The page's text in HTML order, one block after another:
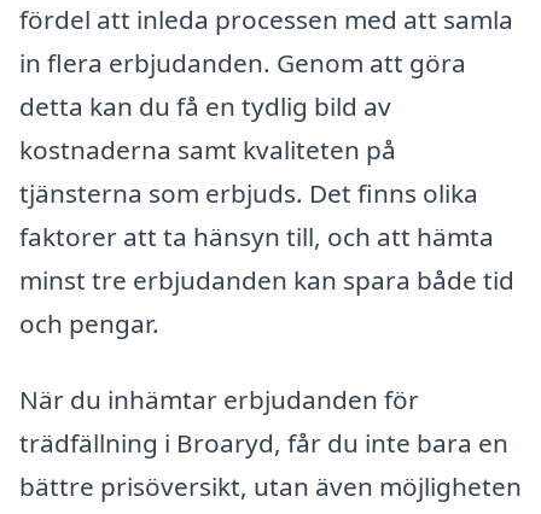
fördel att inleda processen med att samla
in flera erbjudanden. Genom att göra
detta kan du få en tydlig bild av
kostnaderna samt kvaliteten på
tjänsterna som erbjuds. Det finns olika
faktorer att ta hänsyn till, och att hämta
minst tre erbjudanden kan spara både tid
och pengar.
När du inhämtar erbjudanden för
trädfällning i Broaryd, får du inte bara en
bättre prisöversikt, utan även möjligheten